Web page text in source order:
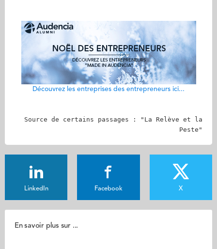
Découvrez les entreprises des entrepreneurs ici...
Source de certains passages : "La Relève et la
Peste"
LinkedIn Facebook X
En savoir plus sur ...